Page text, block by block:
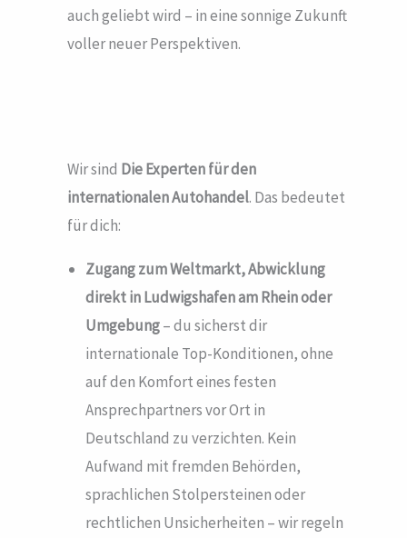
auch geliebt wird – in eine sonnige Zukunft
voller neuer Perspektiven.
Wir sind Die Experten für den
internationalen Autohandel. Das bedeutet
für dich:
Zugang zum Weltmarkt, Abwicklung
direkt in Ludwigshafen am Rheinoder
Umgebung– du sicherst dir
internationale Top-Konditionen, ohne
auf den Komfort eines festen
Ansprechpartners vor Ort in
Deutschland zu verzichten. Kein
Aufwand mit fremden Behörden,
sprachlichen Stolpersteinen oder
rechtlichen Unsicherheiten – wir regeln